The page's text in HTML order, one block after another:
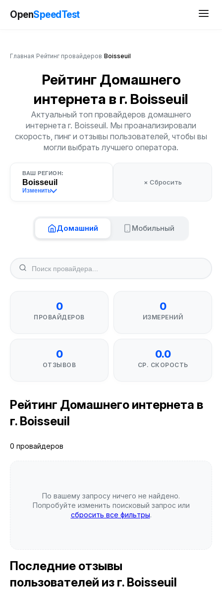
OpenSpeedTest
Главная Рейтинг провайдеров Boisseuil
Рейтинг Домашнего
интернета в г. Boisseuil
Актуальный топ провайдеров домашнего
интернета г. Boisseuil. Мы проанализировали
скорость, пинг и отзывы пользователей, чтобы вы
могли выбрать лучшего оператора.
ВАШ РЕГИОН:
Boisseuil
Изменить
× Сбросить
Домашний Мобильный
0
ПРОВАЙДЕРОВ
0
ИЗМЕРЕНИЙ
0
ОТЗЫВОВ
0.0
СР. СКОРОСТЬ
Рейтинг Домашнего интернета в
г. Boisseuil
0 провайдеров
По вашему запросу ничего не найдено.
Попробуйте изменить поисковый запрос или
сбросить все фильтры.
Последние отзывы
пользователей из г. Boisseuil